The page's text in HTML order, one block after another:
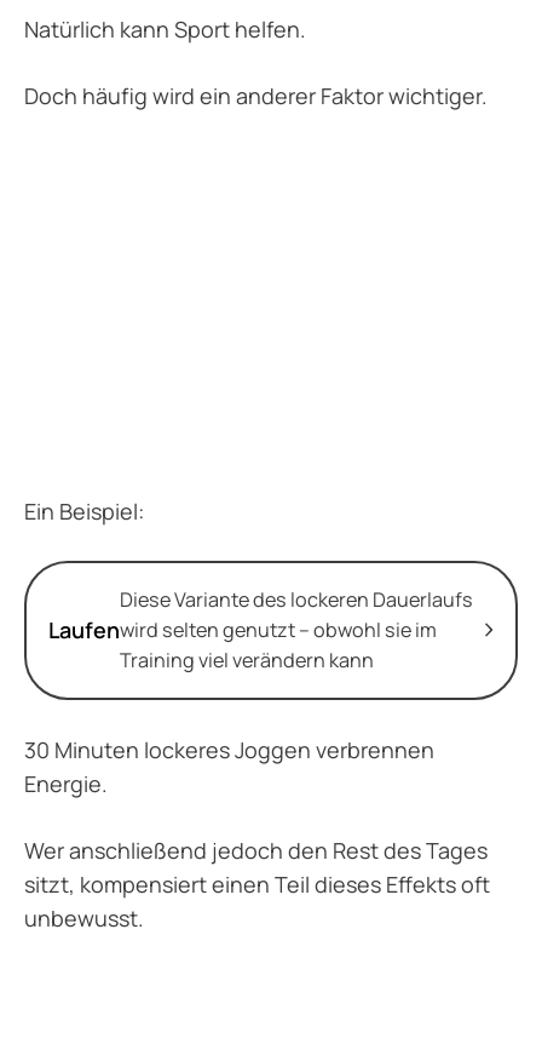
Natürlich kann Sport helfen.
Doch häufig wird ein anderer Faktor wichtiger.
Ein Beispiel:
Laufen
Diese Variante des lockeren Dauerlaufs
wird selten genutzt – obwohl sie im
Training viel verändern kann
30 Minuten lockeres Joggen verbrennen
Energie.
Wer anschließend jedoch den Rest des Tages
sitzt, kompensiert einen Teil dieses Effekts oft
unbewusst.